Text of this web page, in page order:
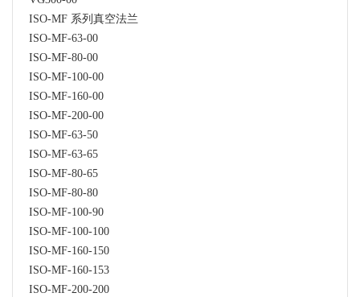
ISO-MF 系列真空法兰
ISO-MF-63-00
ISO-MF-80-00
ISO-MF-100-00
ISO-MF-160-00
ISO-MF-200-00
ISO-MF-63-50
ISO-MF-63-65
ISO-MF-80-65
ISO-MF-80-80
ISO-MF-100-90
ISO-MF-100-100
ISO-MF-160-150
ISO-MF-160-153
ISO-MF-200-200